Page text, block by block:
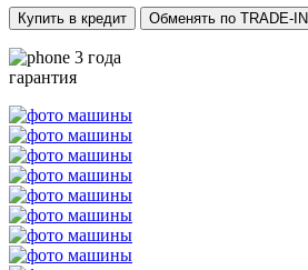
Купить в кредит Обменять по TRADE-IN
3 года
гарантия